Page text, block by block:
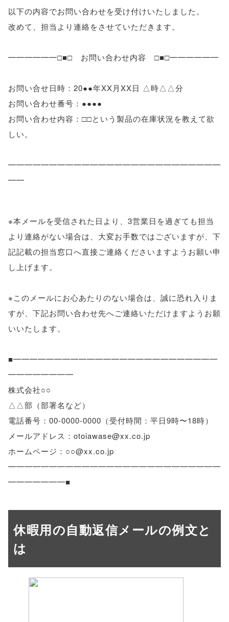
以下の内容でお問い合わせを受け付けいたしました。
改めて、担当より連絡をさせていただきます。
━━━━━━□■□ お問い合わせ内容 □■□━━━━━━
お問い合せ日時：20●●年XX月XX日 △時△△分
お問い合わせ番号：●●●●
お問い合わせ内容：□□という製品の在庫状況を教えて欲
しい。
━━━━━━━━━━━━━━━━━━━━━━━━━━
━━
※本メールを受信された日より、3営業日を過ぎても担当
より連絡がない場合は、大変お手数ではございますが、下
記記載の担当窓口へ直接ご連絡くださいますようお願い申
し上げます。
※このメールにお心あたりのない場合は、誠に恐れ入りま
すが、下記お問い合わせ先へご連絡いただけますようお願
いいたします。
■━━━━━━━━━━━━━━━━━━━━━━━━━
━━━━━━━━
株式会社○○
△△部（部署名など）
電話番号：00-0000-0000（受付時間：平日9時〜18時）
メールアドレス：otoiawase@xx.co.jp
ホームページ：○○@xx.co.jp
━━━━━━━━━━━━━━━━━━━━━━━━━━
━━━━━━━■
休暇用の自動返信メールの例文と
は